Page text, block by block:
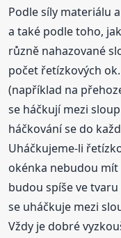
Podle síly materiálu
a také podle toho,
různě nahazované
počet řetízkových
(například na
se háčkují mezi
háčkování se do
Uháčkujeme-li
okénka nebudou
budou spíše ve
se uháčkuje mezi
Vždy je dobré